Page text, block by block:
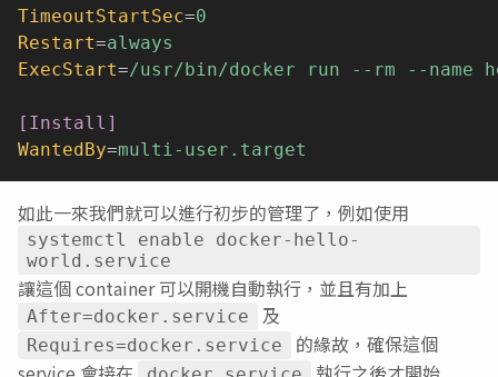
TimeoutStartSec=0
Restart=always
ExecStart=/usr/bin/docker run --rm --name
[Install]
WantedBy=multi-user.target
如此一來我們就可以進行初步的管理了，例如使用
systemctl enable docker-hello-
world.service
讓這個 container 可以開機自動執行，並且有加上
After=docker.service 及
Requires=docker.service
的緣故，確保這個